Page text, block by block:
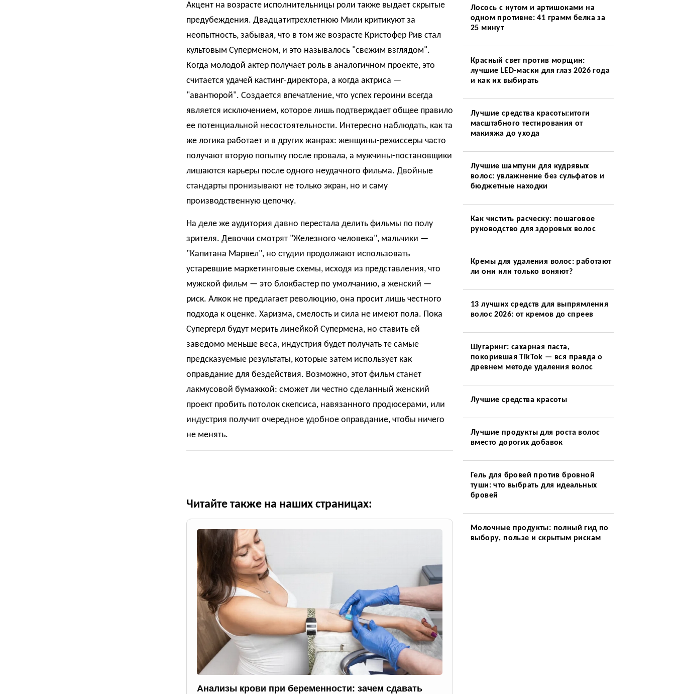
Акцент на возрасте исполнительницы роли также выдает скрытые
предубеждения. Двадцатитрехлетнюю Мили критикуют за
неопытность, забывая, что в том же возрасте Кристофер Рив стал
культовым Суперменом, и это называлось "свежим взглядом".
Когда молодой актер получает роль в аналогичном проекте, это
считается удачей кастинг-директора, а когда актриса —
"авантюрой". Создается впечатление, что успех героини всегда
является исключением, которое лишь подтверждает общее правило
ее потенциальной несостоятельности. Интересно наблюдать, как та
же логика работает и в других жанрах: женщины-режиссеры часто
получают вторую попытку после провала, а мужчины-постановщики
лишаются карьеры после одного неудачного фильма. Двойные
стандарты пронизывают не только экран, но и саму
производственную цепочку.
На деле же аудитория давно перестала делить фильмы по полу
зрителя. Девочки смотрят "Железного человека", мальчики —
"Капитана Марвел", но студии продолжают использовать
устаревшие маркетинговые схемы, исходя из представления, что
мужской фильм — это блокбастер по умолчанию, а женский —
риск. Алкок не предлагает революцию, она просит лишь честного
подхода к оценке. Харизма, смелость и сила не имеют пола. Пока
Супергерл будут мерить линейкой Супермена, но ставить ей
заведомо меньше веса, индустрия будет получать те самые
предсказуемые результаты, которые затем использует как
оправдание для бездействия. Возможно, этот фильм станет
лакмусовой бумажкой: сможет ли честно сделанный женский
проект пробить потолок скепсиса, навязанного продюсерами, или
индустрия получит очередное удобное оправдание, чтобы ничего
не менять.
Читайте также на наших страницах:
Анализы крови при беременности: зачем сдавать
Лосось с нутом и артишоками на
одном противне: 41 грамм белка за
25 минут
Красный свет против морщин:
лучшие LED-маски для глаз 2026 года
и как их выбирать
Лучшие средства красоты:итоги
масштабного тестирования от
макияжа до ухода
Лучшие шампуни для кудрявых
волос: увлажнение без сульфатов и
бюджетные находки
Как чистить расческу: пошаговое
руководство для здоровых волос
Кремы для удаления волос: работают
ли они или только воняют?
13 лучших средств для выпрямления
волос 2026: от кремов до спреев
Шугаринг: сахарная паста,
покорившая TikTok — вся правда о
древнем методе удаления волос
Лучшие средства красоты
Лучшие продукты для роста волос
вместо дорогих добавок
Гель для бровей против бровной
туши: что выбрать для идеальных
бровей
Молочные продукты: полный гид по
выбору, пользе и скрытым рискам